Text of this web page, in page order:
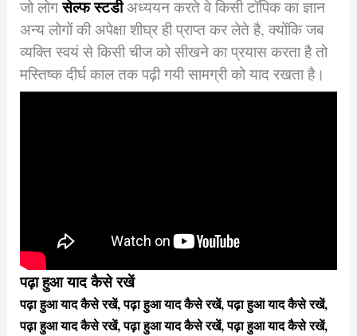
जो लोगसेल्फ स्टडीअध्ययन करते वे किसी टॉपिक का ज्ञान
अन्य लोगों की अपेक्षा शीघ्र ही प्राप्त कर लेते है, क्योंकि जब
व्यक्ति स्वयं से किसी चीज को सीखने का प्रयास करता है तो
मस्तिष्क दीर्घ काल तक पढ़ी गयी सामग्री को याद रखता है।
पढ़ा हुआ याद कैसे रखें
पढ़ा हुआ याद कैसे रखें, पढ़ा हुआ याद कैसे रखें, पढ़ा हुआ याद कैसे रखें,
पढ़ा हुआ याद कैसे रखें, पढ़ा हुआ याद कैसे रखें, पढ़ा हुआ याद कैसे रखें,